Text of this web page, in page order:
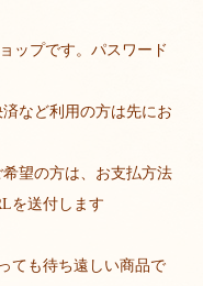
ップです。パスワード
など利用の方は先にお
望の方は、お支払方法
を送付します
ても待ち遠しい商品で